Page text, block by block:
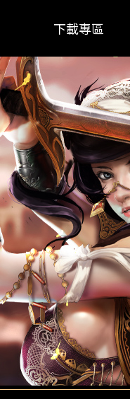
下載專區